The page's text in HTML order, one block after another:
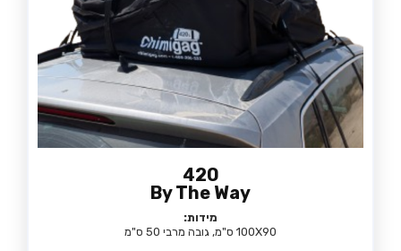
420
By The Way
מידות:
100X90 ס"מ, גובה מרבי 50 ס"מ